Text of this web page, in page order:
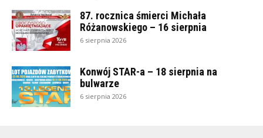
87. rocznica śmierci Michała
Różanowskiego – 16 sierpnia
6 sierpnia 2026
Konwój STAR-a – 18 sierpnia na
bulwarze
6 sierpnia 2026